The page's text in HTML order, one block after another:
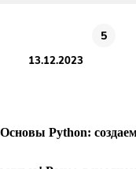
5
13.12.2023
Python: